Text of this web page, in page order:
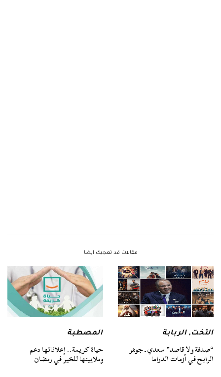
مقالات قد تعجبك ايضا
التخت,الربابة
“صدفة ولا قاصد” سعدي ـ جوهر
الرابح في أزمات الدراما
المصطبة
حياة كريمة.. إعلاناتها دعم
وملايينها للخير في رمضان